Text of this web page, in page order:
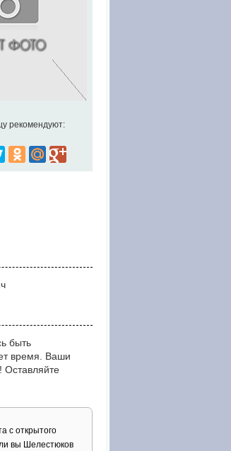
рекомендуют:
быть
время. Ваши
с открытого
вы Шелестюков